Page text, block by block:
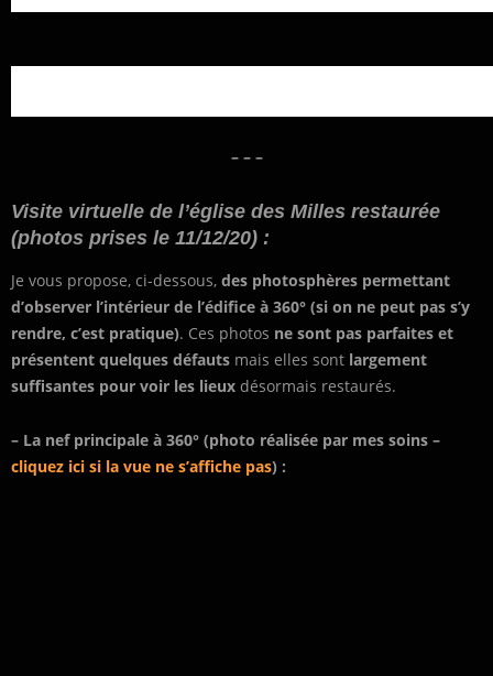
– – –
Visite virtuelle de l’église des Milles restaurée
(photos prises le 11/12/20) :
Je vous propose, ci-dessous, des photosphères permettant
d’observer l’intérieur de l’édifice à 360° (si on ne peut pas s’y
rendre, c’est pratique). Ces photos ne sont pas parfaites et
présentent quelques défauts mais elles sont largement
suffisantes pour voir les lieux désormais restaurés.
– La nef principale à 360° (photo réalisée par mes soins –
cliquez ici si la vue ne s’affiche pas) :